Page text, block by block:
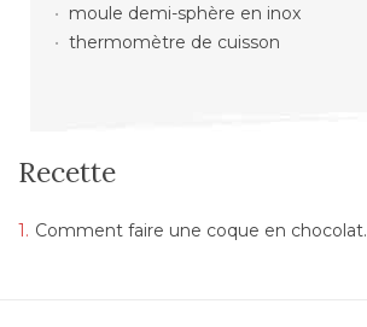
moule demi-sphère en inox
thermomètre de cuisson
Recette
Comment faire une coque en chocolat.